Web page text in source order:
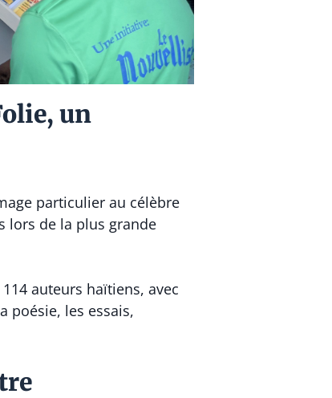
un
particulier au célèbre
lors de la plus grande
auteurs haïtiens, avec
poésie, les essais,